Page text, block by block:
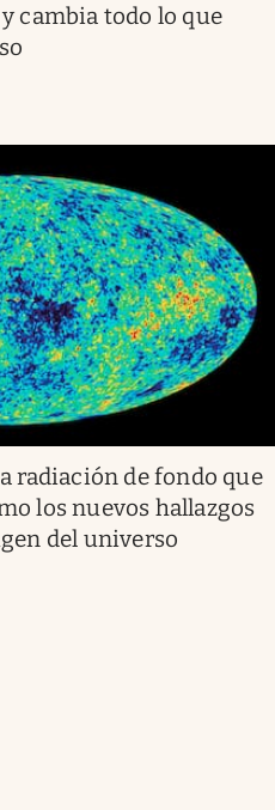
cambia todo lo que
radiación de fondo que
los nuevos hallazgos
del universo